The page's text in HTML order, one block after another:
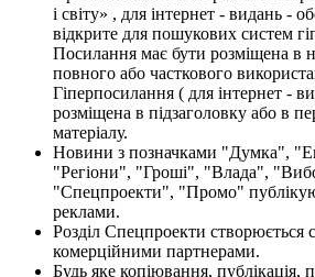
і світу» , для інтернет - видань -
відкрите для пошукових систем
Посилання має бути розміщена в
повного або часткового
Гіперпосилання ( для інтернет -
розміщена в підзаголовку або в
матеріалу.
Новини з позначками "Думка",
"Регіони", "Гроші", "Влада",
"Спецпроекти", "Промо"
реклами.
Розділ Спецпроекти створюється
комерційними партнерами.
Будь яке копіювання, публікація,